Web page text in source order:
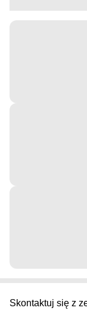
Skontaktuj się z